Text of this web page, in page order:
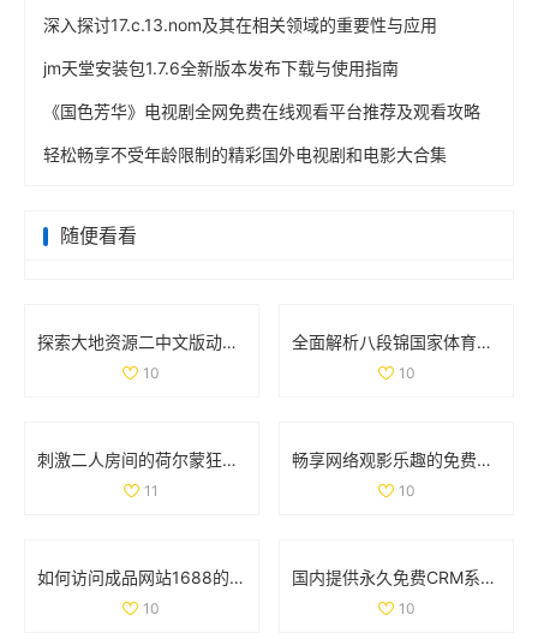
深入探讨17.c.13.nom及其在相关领域的重要性与应用
jm天堂安装包1.7.6全新版本发布下载与使用指南
《国色芳华》电视剧全网免费在线观看平台推荐及观看攻略
轻松畅享不受年龄限制的精彩国外电视剧和电影大合集
随便看看
探索大地资源二中文版动漫的精彩世界与剧情发展解析
10
全面解析八段锦国家体育总局的口令版完整教学视频内容
10
刺激二人房间的荷尔蒙狂潮让人无法自拔的真实体验
11
畅享网络观影乐趣的免费特色大片观看平台推荐
10
如何访问成品网站1688的免费入口网页版详细教程与注意事项
10
国内提供永久免费CRM系统的优质网站推荐与分析
10